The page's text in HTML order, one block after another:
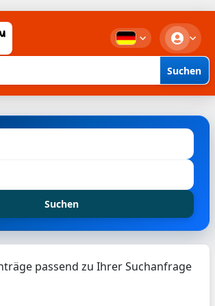
Suchen
Suchen
passend zu Ihrer Suchanfrage